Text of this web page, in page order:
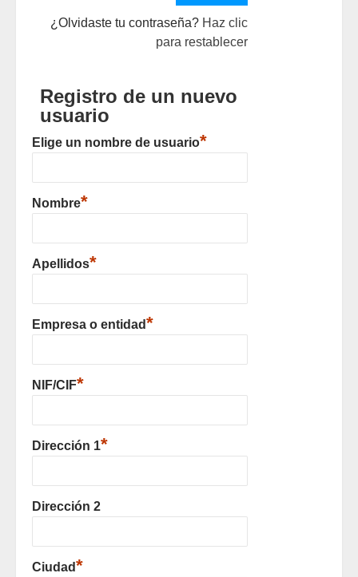
¿Olvidaste tu contraseña? Haz clic
para restablecer
Registro de un nuevo
usuario
Elige un nombre de usuario*
Nombre*
Apellidos*
Empresa o entidad*
NIF/CIF*
Dirección 1*
Dirección 2
Ciudad*